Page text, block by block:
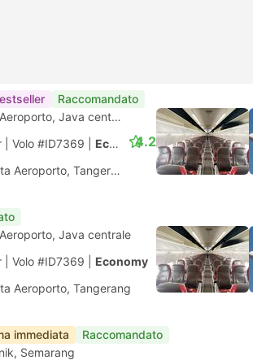
Raccomandato
SRG Achmad Yani Aeroporto, Java centrale
Volo #ID7369 Economy
CGK Soekarno Hatta Aeroporto, Tangerang
4.2
Java centrale
Volo #ID7369 Economy
Aeroporto, Tangerang
immediata Raccomandato
Semarang